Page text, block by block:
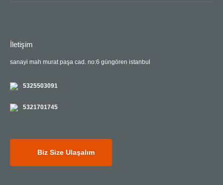
İletişim
sanayi mah murat paşa cad. no:6 güngören istanbul
5325503091
5321701745
Biz Size Ulaşalım